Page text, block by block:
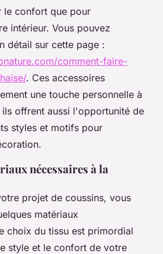
le confort que pour
intérieur. Vous pouvez
détail sur cette page :
comment-faire-
. Ces accessoires
une touche personnelle à
offrent aussi l'opportunité de
styles et motifs pour
nécessaires à la
projet de coussins, vous
matériaux
choix du tissu est primordial
style et le confort de votre